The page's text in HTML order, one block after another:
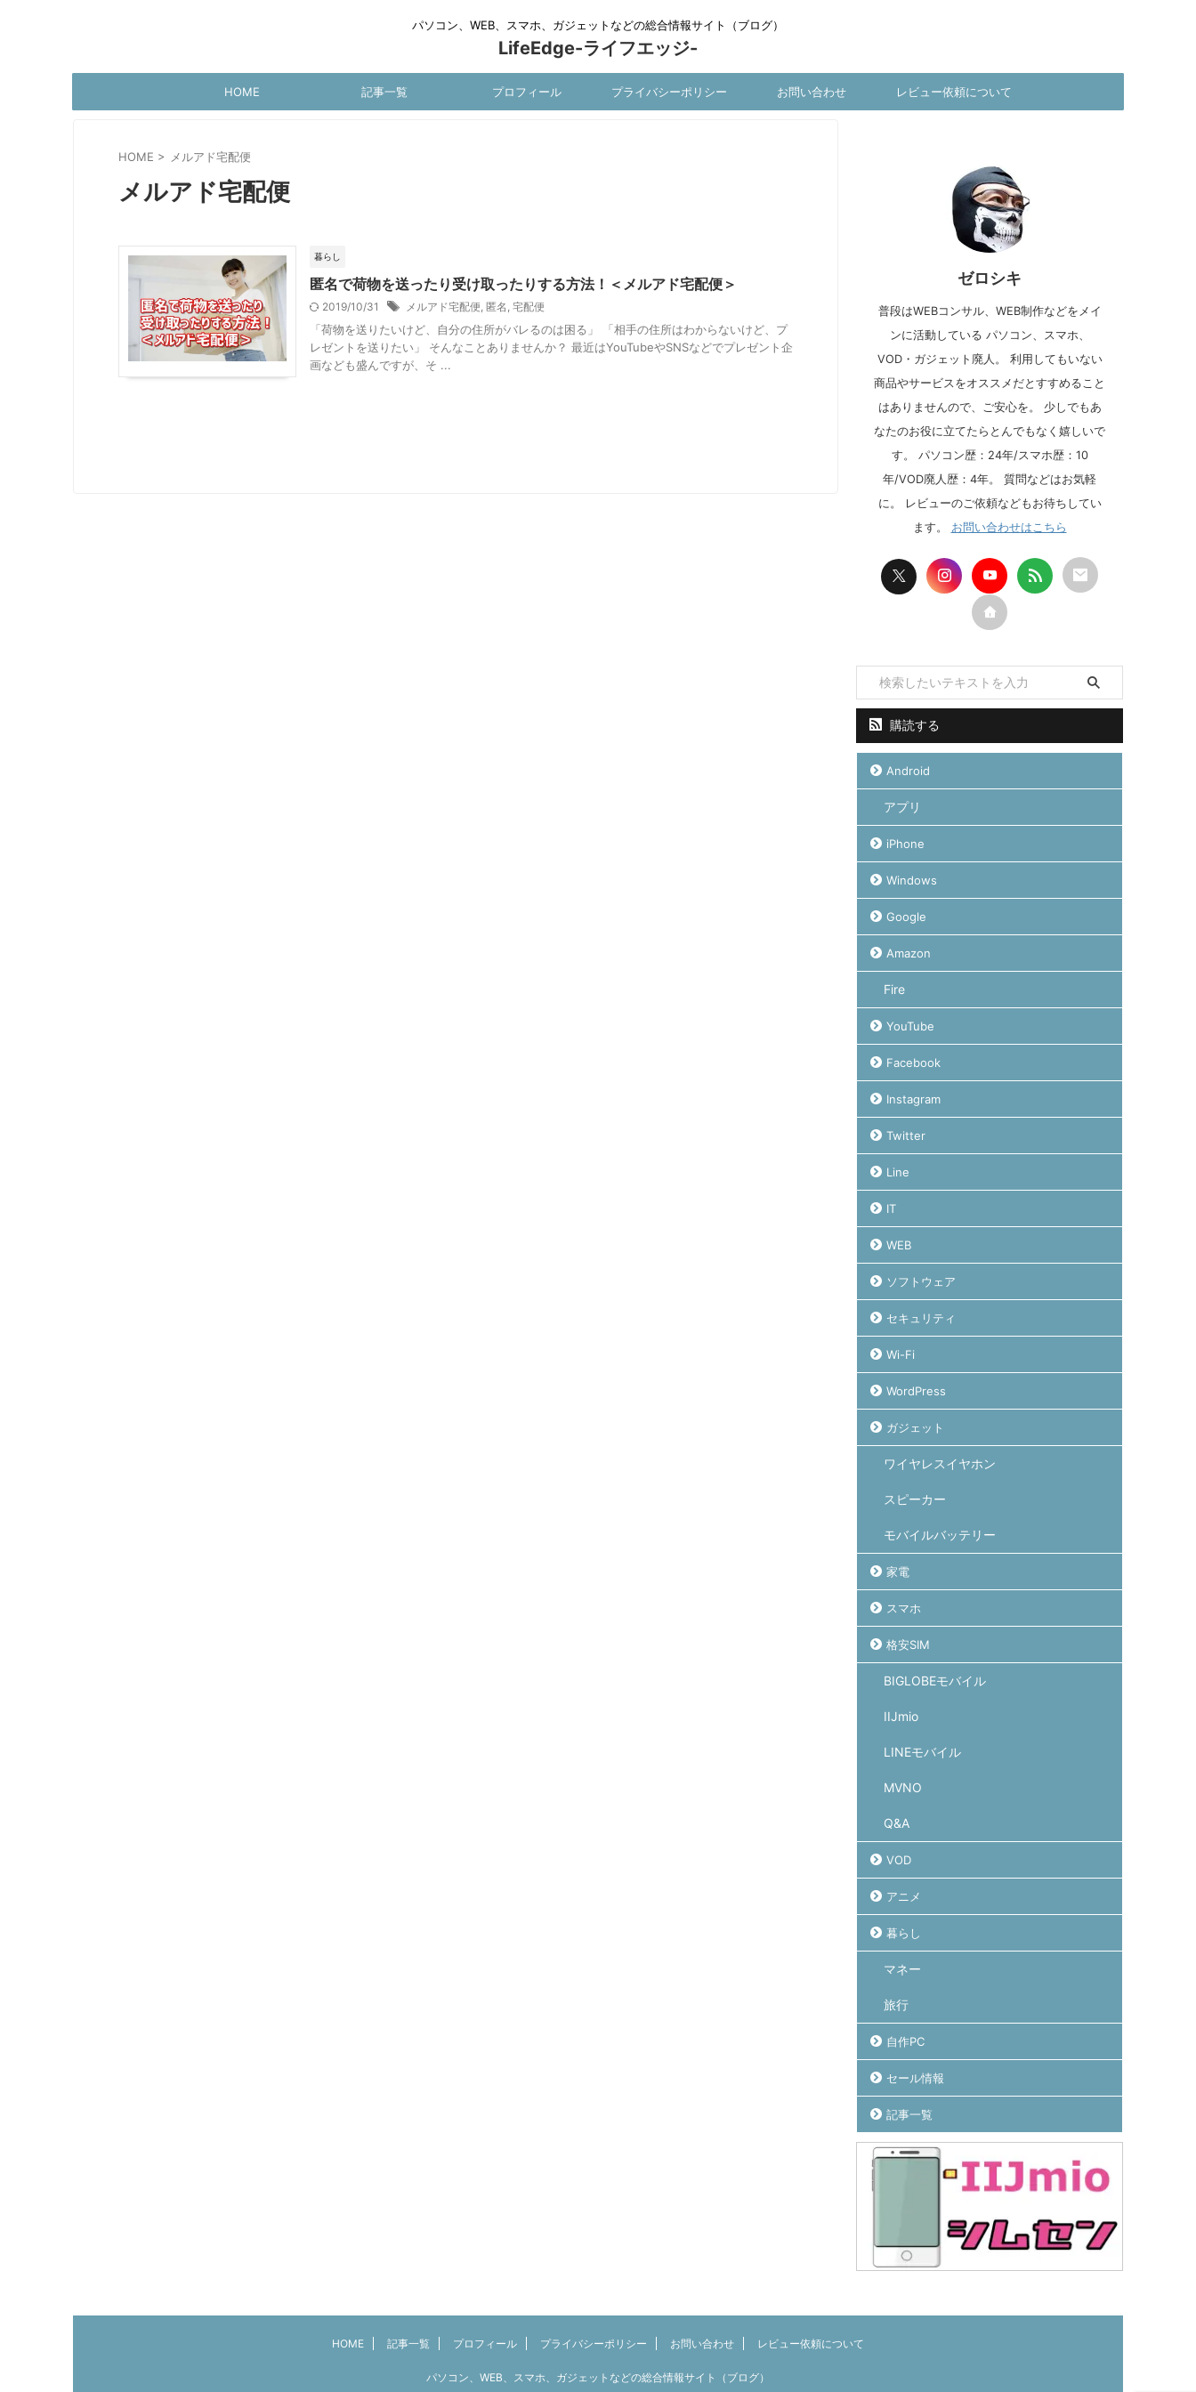
パソコン、WEB、スマホ、ガジェットなどの総合情報サイト（ブログ）
LifeEdge-ライフエッジ-
HOME 記事一覧 プロフィール プライバシーポリシー お問い合わせ レビュー依頼について
HOME > メルアド宅配便
メルアド宅配便
暮らし
匿名で荷物を送ったり受け取ったりする方法！＜メルアド宅配便＞
2019/10/31 メルアド宅配便, 匿名 , 宅配便
「荷物を送りたいけど、自分の住所がバレるのは困る」 「相手の住所はわからないけど、プ
レゼントを送りたい」 そんなことありませんか？ 最近はYouTubeやSNSなどでプレゼント企
画なども盛んですが、そ ...
ゼロシキ
普段はWEBコンサル、WEB制作などをメイ
ンに活動している パソコン、スマホ、
VOD・ガジェット廃人。 利用してもいない
商品やサービスをオススメだとすすめること
はありませんので、ご安心を。 少しでもあ
なたのお役に立てたらとんでもなく嬉しいで
す。 パソコン歴：24年/スマホ歴：10
年/VOD廃人歴：4年。 質問などはお気軽
に。 レビューのご依頼などもお待ちしてい
ます。 お問い合わせはこちら
購読する
Android
アプリ
iPhone
Windows
Google
Amazon
Fire
YouTube
Facebook
Instagram
Twitter
Line
IT
WEB
ソフトウェア
セキュリティ
Wi-Fi
WordPress
ガジェット
ワイヤレスイヤホン
スピーカー
モバイルバッテリー
家電
スマホ
格安SIM
BIGLOBEモバイル
IIJmio
LINEモバイル
MVNO
Q&A
VOD
アニメ
暮らし
マネー
旅行
自作PC
セール情報
記事一覧
HOME 記事一覧 プロフィール プライバシーポリシー お問い合わせ レビュー依頼について
パソコン、WEB、スマホ、ガジェットなどの総合情報サイト（ブログ）